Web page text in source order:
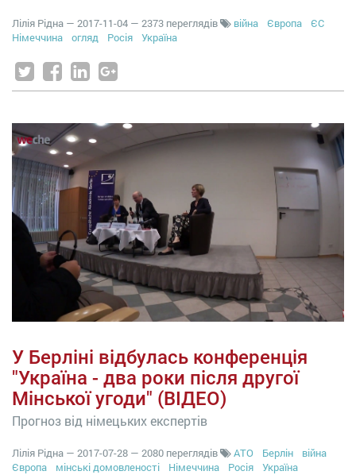
Лілія Рідна — 2017-11-04 — 2373 переглядів війна Європа
ЄС
Німеччина
огляд Росія Україна
У Берліні відбулась конференція
"Україна - два роки після другої
Мінської угоди" (ВІДЕО)
Прогноз від німецьких експертів
Лілія Рідна — 2017-07-28 — 2080 переглядів АТО Берлін
війна
Європа
мінські домовленості Німеччина Росія Україна